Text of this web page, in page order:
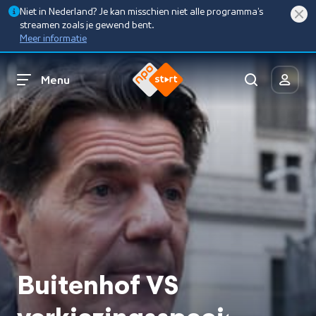
Niet in Nederland? Je kan misschien niet alle programma’s
streamen zoals je gewend bent.
Meer informatie
Menu
Buitenhof VS